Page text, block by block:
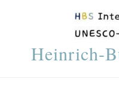
Heinrich-